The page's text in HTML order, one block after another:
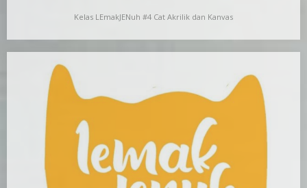
Kelas LEmakJENuh #4 Cat Akrilik dan Kanvas
Kelas LemakJenuh (Lejen) adalah salah satu program
RuangDalam Art House. Lewat program sekali sebulan ini,
RuangDalam…
Kelas LEmakJENuh #4 Cat Akrilik dan Kanvas